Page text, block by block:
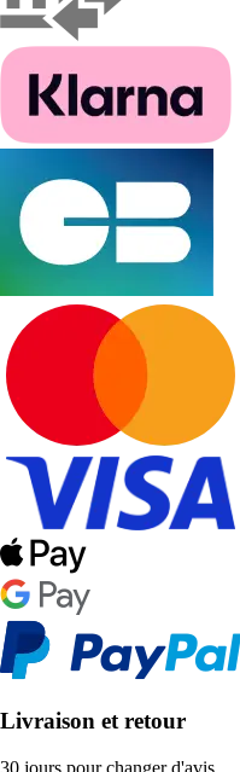
Livraison et retour
30 jours pour changer d'avis